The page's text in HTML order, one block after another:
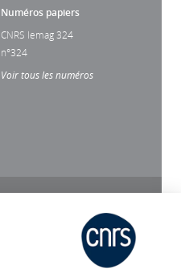
Numéros papiers
CNRS lemag 324
n°324
Voir tous les numéros